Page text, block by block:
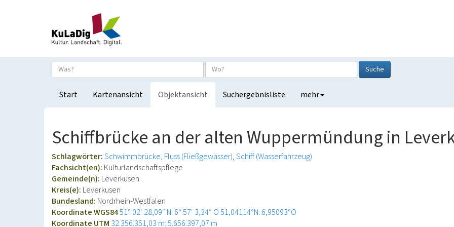
Suche
Start Kartenansicht Objektansicht Suchergebnisliste mehr
Schiffbrücke an der alten Wuppermündung in
Schlagwörter:Schwimmbrücke Fluss (Fließgewässer) Schiff (Wasserfahrzeug)
Fachsicht(en): Kulturlandschaftspflege
Gemeinde(n): Leverkusen
Kreis(e): Leverkusen
Bundesland: Nordrhein-Westfalen
Koordinate WGS8451° 02′ 28,09″ N: 6° 57′ 3,34″ O51,04114°N: 6,95093°O
Koordinate UTM 32.356.351,03 m: 5.656.397,07 m